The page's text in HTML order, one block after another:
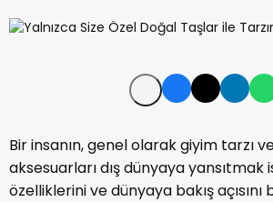
Bir insanın, genel olarak giyim tarzı
aksesuarları dış dünyaya yansıtmak
özelliklerini ve dünyaya bakış açısını